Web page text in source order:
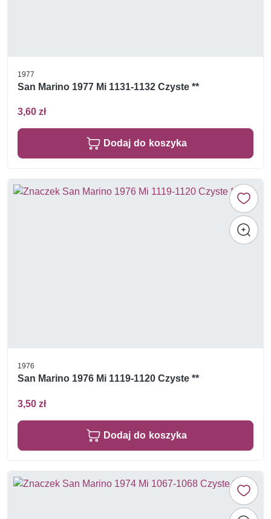
1977
San Marino 1977 Mi 1131-1132 Czyste **
3,60 zł
Dodaj do koszyka
1976
San Marino 1976 Mi 1119-1120 Czyste **
3,50 zł
Dodaj do koszyka